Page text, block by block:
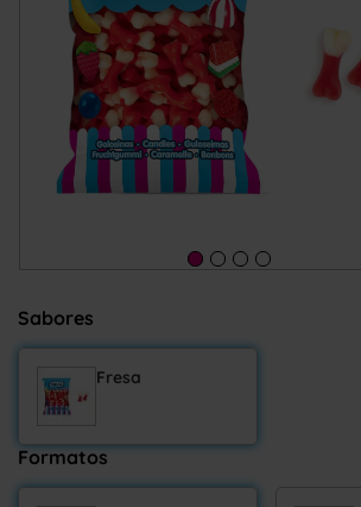
Sabores
Fresa
Formatos